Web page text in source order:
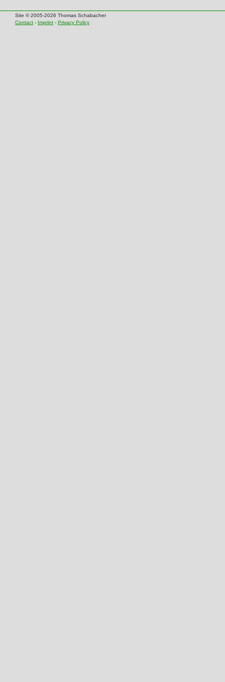
Site © 2005-2026 Thomas Schabacher
Contact - Imprint - Privacy Policy